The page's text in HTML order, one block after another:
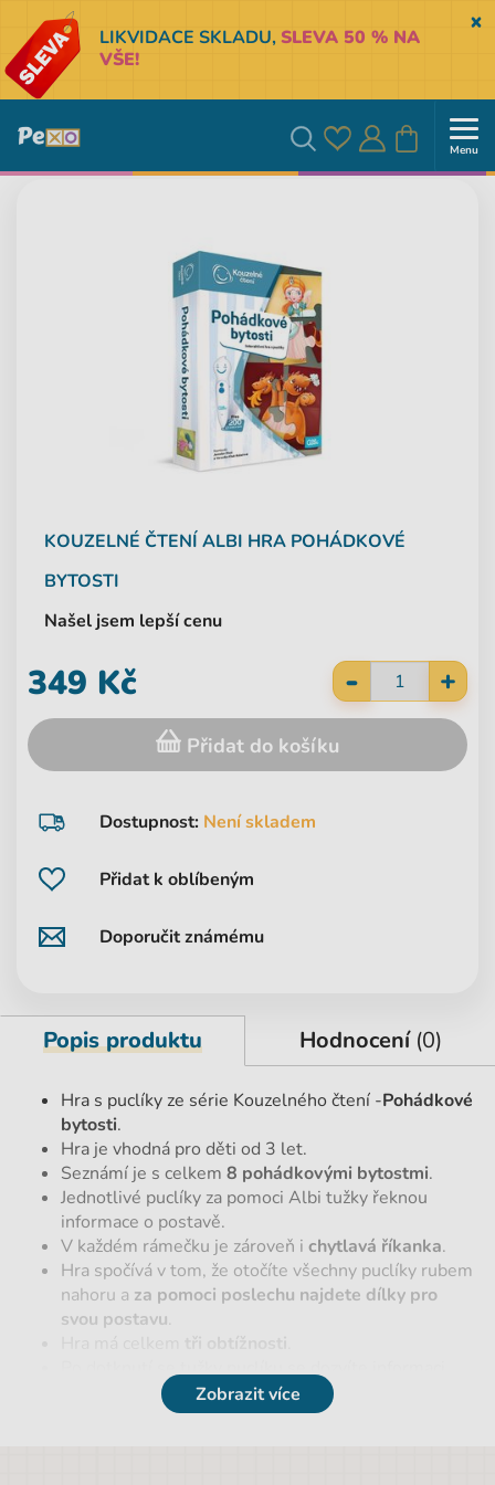
LIKVIDACE SKLADU,SLEVA 50 % NA
VŠE!
Vyhledávání
OblíbenéPřihlásit
Košík Menu
KOUZELNÉ ČTENÍ ALBI HRA POHÁDKOVÉ
BYTOSTI
Našel jsem lepší cenu
Přidat k oblíbeným
Doporučit známému
Dostupnost: Není skladem
- +
349 Kč
Přidat do košíku
Popis produktu Hodnocení (0)
Hra s puclíky ze série Kouzelného čtení -Pohádkové
bytosti.
Hra je vhodná pro děti od 3 let.
Seznámí je s celkem 8 pohádkovými bytostmi.
Jednotlivé puclíky za pomoci Albi tužky řeknou
informace o postavě.
V každém rámečku je zároveň i chytlavá říkanka.
Hra spočívá v tom, že otočíte všechny puclíky rubem
nahoru a za pomoci poslechu najdete dílky pro
svou postavu.
která vás k postavě dovede.
Ve třetí obtížnosti jsou vám podávány
Zobrazit více